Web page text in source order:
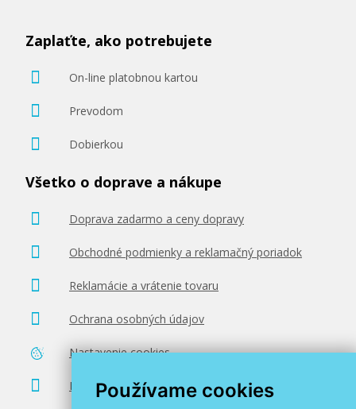
Používame cookies
Zaplaťte, ako potrebujete
On-line platobnou kartou
Prevodom
Dobierkou
Všetko o doprave a nákupe
Doprava zadarmo a ceny dopravy
Obchodné podmienky a reklamačný poriadok
Reklamácie a vrátenie tovaru
Ochrana osobných údajov
Nastavenie cookies
Poradenstvo zadarmo